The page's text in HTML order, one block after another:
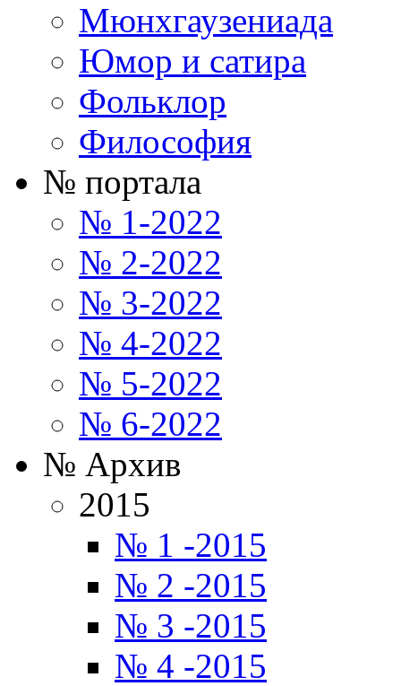
Мюнхгаузениада
Юмор и сатира
Фольклор
Философия
№ портала
№ 1-2022
№ 2-2022
№ 3-2022
№ 4-2022
№ 5-2022
№ 6-2022
№ Архив
2015
№ 1 -2015
№ 2 -2015
№ 3 -2015
№ 4 -2015